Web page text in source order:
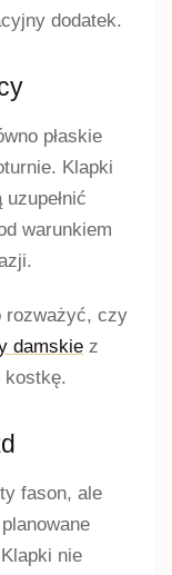
dodatek.
płaskie
Klapki
warunkiem
rozważyć, czy
damskie z
kostkę.
fason, ale
nie